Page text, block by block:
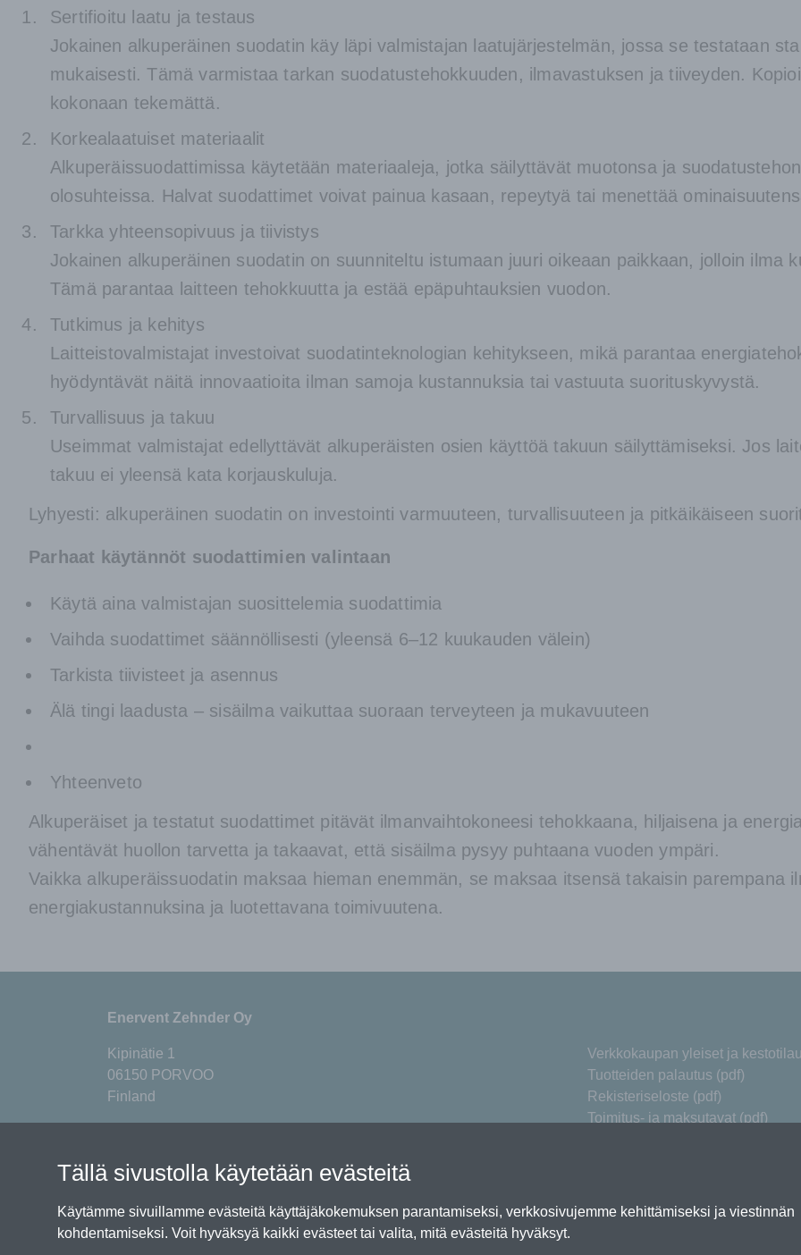
Sertifioitu laatu ja testaus
Jokainen alkuperäinen suodatin käy läpi valmistajan laatujärjestelmän, jossa se testataan
mukaisesti. Tämä varmistaa tarkan suodatustehokkuuden, ilmavastuksen ja tiiveyden.
kokonaan tekemättä.
Korkealaatuiset materiaalit
Alkuperäissuodattimissa käytetään materiaaleja, jotka säilyttävät muotonsa ja
olosuhteissa. Halvat suodattimet voivat painua kasaan, repeytyä tai menettää
Tarkka yhteensopivuus ja tiivistys
Jokainen alkuperäinen suodatin on suunniteltu istumaan juuri oikeaan paikkaan, jolloin ilma
Tämä parantaa laitteen tehokkuutta ja estää epäpuhtauksien vuodon.
Tutkimus ja kehitys
Laitteistovalmistajat investoivat suodatinteknologian kehitykseen, mikä parantaa
hyödyntävät näitä innovaatioita ilman samoja kustannuksia tai vastuuta suorituskyvystä.
Turvallisuus ja takuu
Useimmat valmistajat edellyttävät alkuperäisten osien käyttöä takuun säilyttämiseksi. Jos
takuu ei yleensä kata korjauskuluja.
Lyhyesti: alkuperäinen suodatin on investointi varmuuteen, turvallisuuteen ja pitkäikäiseen
Parhaat käytännöt suodattimien valintaan
Käytä aina valmistajan suosittelemia suodattimia
Vaihda suodattimet säännöllisesti (yleensä 6–12 kuukauden välein)
Tarkista tiivisteet ja asennus
Älä tingi laadusta – sisäilma vaikuttaa suoraan terveyteen ja mukavuuteen
Yhteenveto
Alkuperäiset ja testatut suodattimet pitävät ilmanvaihtokoneesi tehokkaana, hiljaisena ja
vähentävät huollon tarvetta ja takaavat, että sisäilma pysyy puhtaana vuoden ympäri.
Vaikka alkuperäissuodatin maksaa hieman enemmän, se maksaa itsensä takaisin parempana
energiakustannuksina ja luotettavana toimivuutena.
Enervent Zehnder Oy
Kipinätie 1
06150 PORVOO
Finland
EnerventKauppa@enervent.com
Verkkokaupan yleiset ja
Tuotteiden palautus (pdf)
Rekisteriseloste (pdf)
Toimitus- ja maksutavat (pdf)
Copyright © 2020
Tällä sivustolla käytetään evästeitä
Käytämme sivuillamme evästeitä käyttäjäkokemuksen parantamiseksi, verkkosivujemme kehittämiseksi ja viestinnän
kohdentamiseksi. Voit hyväksyä kaikki evästeet tai valita, mitä evästeitä hyväksyt.